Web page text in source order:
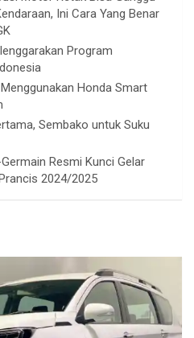
Ini Cara Yang Benar
Program
Honda Smart
Sembako untuk Suku
Resmi Kunci Gelar
2024/2025